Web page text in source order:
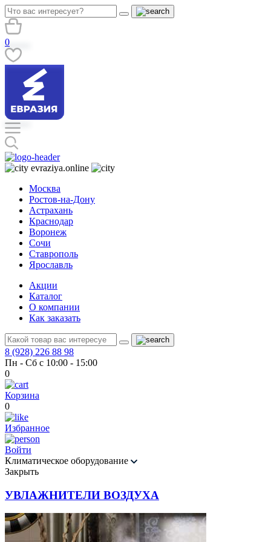
0
evraziya.online
Москва
Ростов-на-Дону
Астрахань
Краснодар
Воронеж
Сочи
Ставрополь
Ярославль
Акции
Каталог
О компании
Как заказать
8 (928) 226 88 98
Пн - Сб с 10:00 - 15:00
0
Корзина
0
Избранное
Войти
Климатическое оборудование
Закрыть
УВЛАЖНИТЕЛИ ВОЗДУХА